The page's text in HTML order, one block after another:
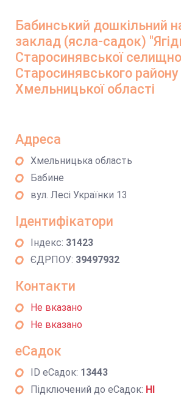
Бабинський дошкільний
заклад (ясла-садок)
Старосинявської
Старосинявського району
Хмельницької області
Адреса
Хмельницька область
Бабине
вул. Лесі Українки 13
Ідентифікатори
Індекс: 31423
ЄДРПОУ: 39497932
Контакти
Не вказано
Не вказано
еСадок
ID еСадок: 13443
Підключений до еСадок: НІ